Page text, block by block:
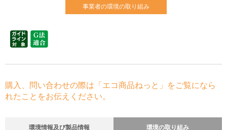
事業者の環境の取り組み
購入、問い合わせの際は「エコ商品ねっと」をご覧になら
れたことをお伝えください。
環境情報及び製品情報 環境の取り組み